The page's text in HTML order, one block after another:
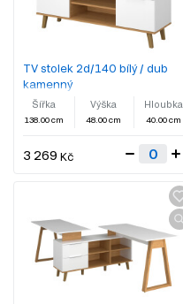
TV stolek 2d/140 bílý / dub
kamenný
Šířka
138.00 cm
Výška
48.00 cm
Hloubka
40.00 cm
3 269 Kč